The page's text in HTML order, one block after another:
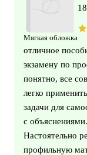
Мягкая обложка
отличное
экзамену по
понятно, все
легко
задачи для
с объяснениями.
Настоятельно
профильную